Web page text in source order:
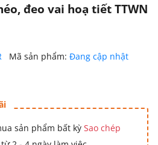
đeo vai hoạ tiết TTWN
Mã sản phẩm: Đang cập nhật
sản phẩm bất kỳ Sao chép